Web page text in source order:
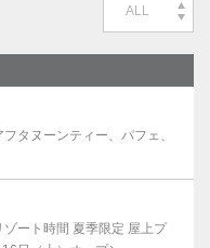
ALL
タヌーンティー、パフェ、
ート時間 夏季限定 屋上プ